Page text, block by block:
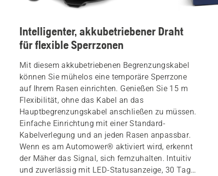
Intelligenter, akkubetriebener Draht
für flexible Sperrzonen
Mit diesem akkubetriebenen Begrenzungskabel
können Sie mühelos eine temporäre Sperrzone
auf Ihrem Rasen einrichten. Genießen Sie 15 m
Flexibilität, ohne das Kabel an das
Hauptbegrenzungskabel anschließen zu müssen.
Einfache Einrichtung mit einer Standard-
Kabelverlegung und an jeden Rasen anpassbar.
Wenn es am Automower® aktiviert wird, erkennt
der Mäher das Signal, sich fernzuhalten. Intuitiv
und zuverlässig mit LED-Statusanzeige, 30 Tage